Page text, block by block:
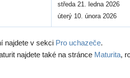
středa 21. ledna 2026
úterý 10. února 2026
najdete v sekci Pro uchazeče.
najdete také na stránce Maturita,